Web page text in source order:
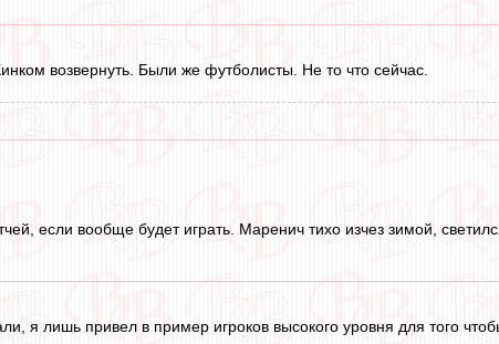
возвернуть. Были же футболисты. Не то что сейчас.
если вообще будет играть. Маренич тихо изчез зимой,
я лишь привел в пример игроков высокого уровня для того